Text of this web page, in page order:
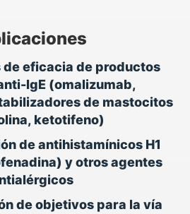
de eficacia de productos
IgE (omalizumab,
de mastocitos
ketotifeno)
de antihistamínicos H1
y otros agentes
de objetivos para la vía